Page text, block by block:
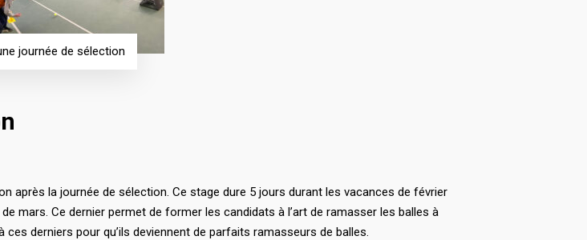
journée de sélection
après la journée de sélection. Ce stage dure 5 jours durant les vacances de février
mars. Ce dernier permet de former les candidats à l’art de ramasser les balles à
derniers pour qu’ils deviennent de parfaits ramasseurs de balles.